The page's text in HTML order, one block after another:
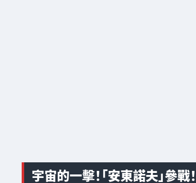
宇宙的一擊！「安東諾夫」參戰！